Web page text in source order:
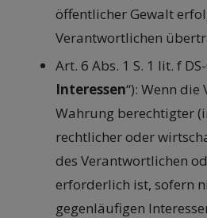
öffentlicher Gewalt
Verantwortlichen
Art. 6 Abs. 1 S. 1 lit. f DS-
Interessen“): Wenn
Wahrung berechtigter
rechtlicher oder
des Verantwortlichen
erforderlich ist, sofern
gegenläufigen